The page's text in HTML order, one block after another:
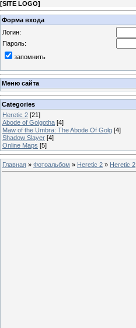
[SITE LOGO]
Форма входа
Логин:
Пароль:
запомнить
Меню сайта
Categories
Heretic 2 [21]
Abode of Golgotha [4]
Maw of the Umbra: The Abode Of Golg [4]
Shadow Slayer [4]
Online Maps [5]
Главная » Фотоальбом » Heretic 2 » Heretic 2